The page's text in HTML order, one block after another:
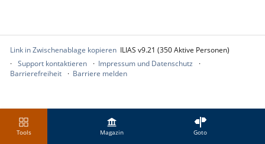
Tools Magazin Goto
Link in Zwischenablage kopieren ILIAS v9.21 (350 Aktive Personen)
Support kontaktieren
Impressum und Datenschutz
Barrierefreiheit
Barriere melden